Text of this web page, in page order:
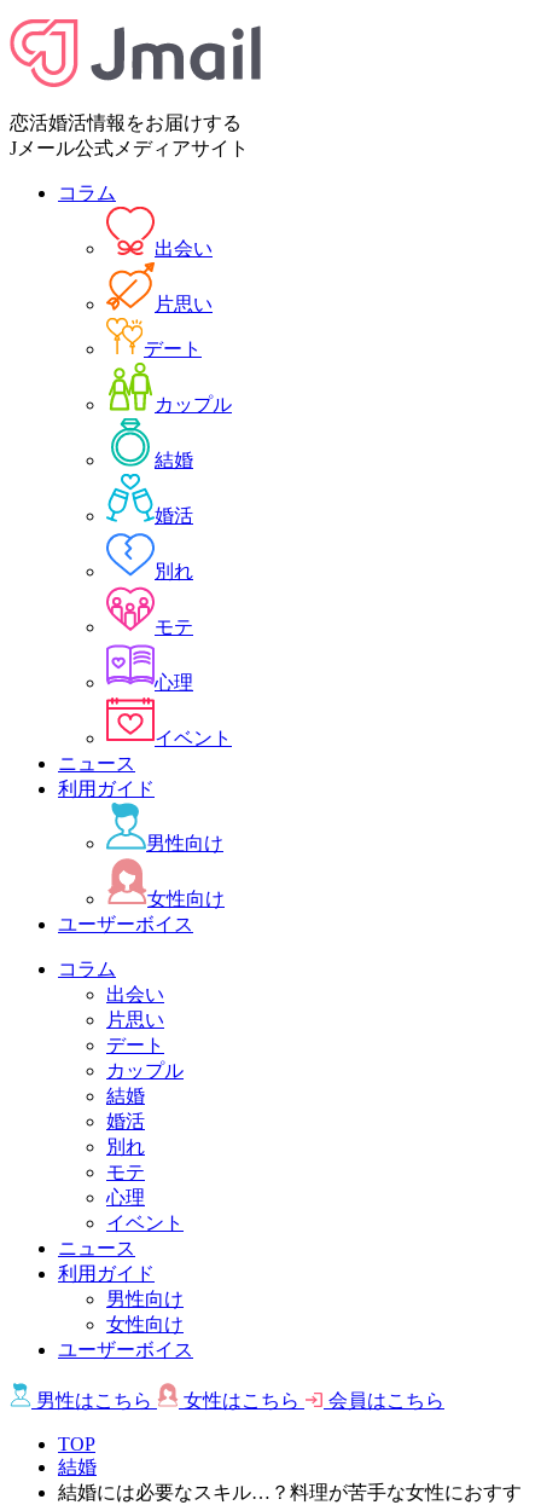
恋活婚活情報をお届けする
Jメール公式メディアサイト
コラム
出会い
片思い
デート
カップル
結婚
婚活
別れ
モテ
心理
イベント
ニュース
利用ガイド
男性向け
女性向け
ユーザーボイス
コラム
出会い
片思い
デート
カップル
結婚
婚活
別れ
モテ
心理
イベント
ニュース
利用ガイド
男性向け
女性向け
ユーザーボイス
男性はこちら 女性はこちら 会員はこちら
TOP
結婚
結婚には必要なスキル…？料理が苦手な女性におすす